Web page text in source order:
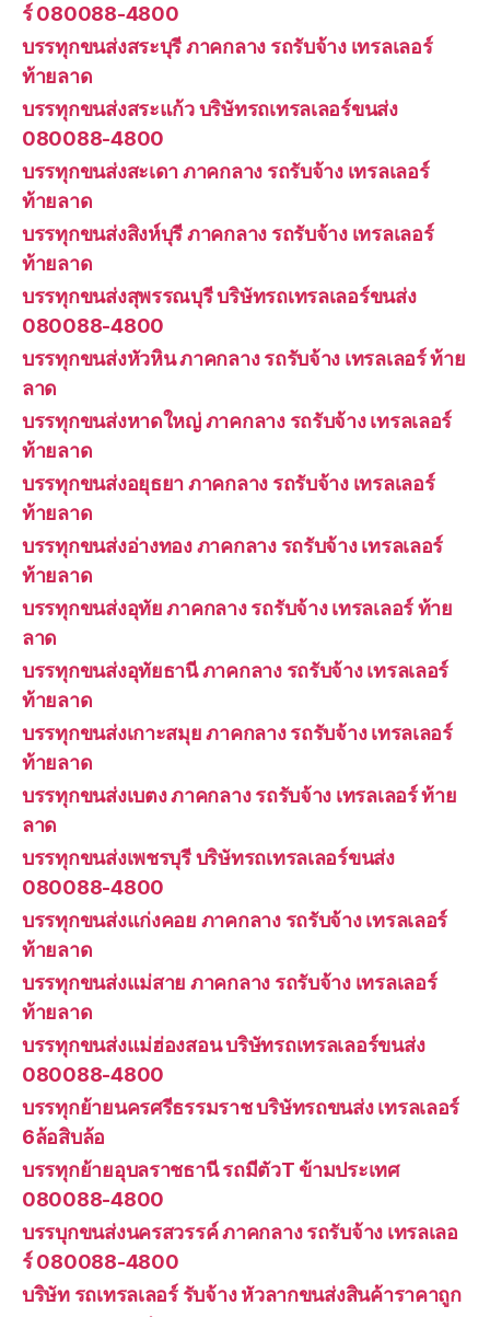
ร์ 080088-4800
บรรทุกขนส่งสระบุรี ภาคกลาง รถรับจ้าง เทรลเลอร์
ท้ายลาด
บรรทุกขนส่งสระแก้ว บริษัทรถเทรลเลอร์ขนส่ง
080088-4800
บรรทุกขนส่งสะเดา ภาคกลาง รถรับจ้าง เทรลเลอร์
ท้ายลาด
บรรทุกขนส่งสิงห์บุรี ภาคกลาง รถรับจ้าง เทรลเลอร์
ท้ายลาด
บรรทุกขนส่งสุพรรณบุรี บริษัทรถเทรลเลอร์ขนส่ง
080088-4800
บรรทุกขนส่งหัวหิน ภาคกลาง รถรับจ้าง เทรลเลอร์ ท้าย
ลาด
บรรทุกขนส่งหาดใหญ่ ภาคกลาง รถรับจ้าง เทรลเลอร์
ท้ายลาด
บรรทุกขนส่งอยุธยา ภาคกลาง รถรับจ้าง เทรลเลอร์
ท้ายลาด
บรรทุกขนส่งอ่างทอง ภาคกลาง รถรับจ้าง เทรลเลอร์
ท้ายลาด
บรรทุกขนส่งอุทัย ภาคกลาง รถรับจ้าง เทรลเลอร์ ท้าย
ลาด
บรรทุกขนส่งอุทัยธานี ภาคกลาง รถรับจ้าง เทรลเลอร์
ท้ายลาด
บรรทุกขนส่งเกาะสมุย ภาคกลาง รถรับจ้าง เทรลเลอร์
ท้ายลาด
บรรทุกขนส่งเบตง ภาคกลาง รถรับจ้าง เทรลเลอร์ ท้าย
ลาด
บรรทุกขนส่งเพชรบุรี บริษัทรถเทรลเลอร์ขนส่ง
080088-4800
บรรทุกขนส่งแก่งคอย ภาคกลาง รถรับจ้าง เทรลเลอร์
ท้ายลาด
บรรทุกขนส่งแม่สาย ภาคกลาง รถรับจ้าง เทรลเลอร์
ท้ายลาด
บรรทุกขนส่งแม่ฮ่องสอน บริษัทรถเทรลเลอร์ขนส่ง
080088-4800
บรรทุกย้ายนครศรีธรรมราช บริษัทรถขนส่ง เทรลเลอร์
6ล้อสิบล้อ
บรรทุกย้ายอุบลราชธานี รถมีตัวT ข้ามประเทศ
080088-4800
บรรบุกขนส่งนครสวรรค์ ภาคกลาง รถรับจ้าง เทรลเลอ
ร์ 080088-4800
บริษัท รถเทรลเลอร์ รับจ้าง หัวลากขนส่งสินค้าราคาถูก